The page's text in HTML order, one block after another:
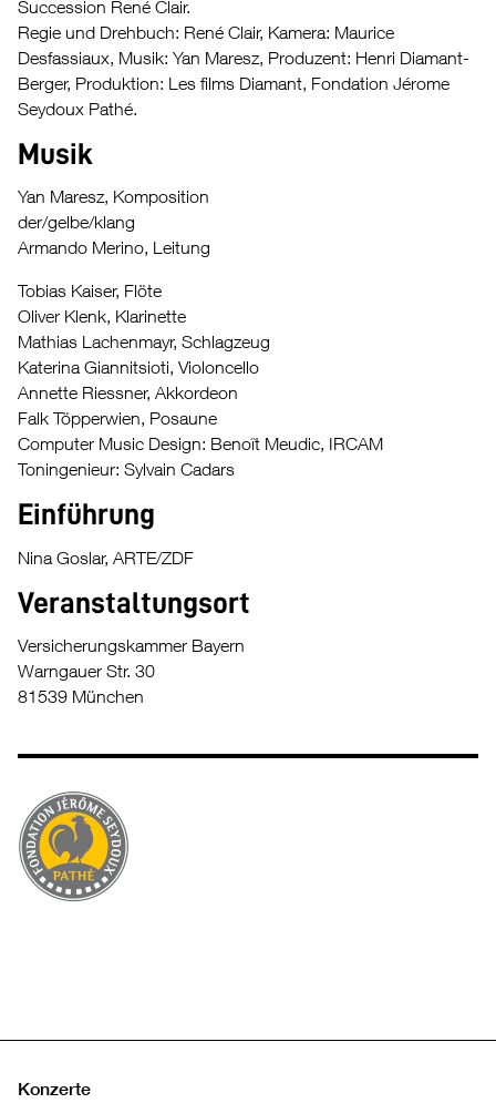
Succession René Clair.
Regie und Drehbuch: René Clair, Kamera: Maurice
Desfassiaux, Musik: Yan Maresz, Produzent: Henri Diamant-
Berger, Produktion: Les films Diamant, Fondation Jérome
Seydoux Pathé.
Musik
Yan Maresz, Komposition
der/gelbe/klang
Armando Merino, Leitung
Tobias Kaiser, Flöte
Oliver Klenk, Klarinette
Mathias Lachenmayr, Schlagzeug
Katerina Giannitsioti, Violoncello
Annette Riessner, Akkordeon
Falk Töpperwien, Posaune
Computer Music Design: Benoît Meudic, IRCAM
Toningenieur: Sylvain Cadars
Einführung
Nina Goslar, ARTE/ZDF
Veranstaltungsort
Versicherungskammer Bayern
Warngauer Str. 30
81539 München
Konzerte